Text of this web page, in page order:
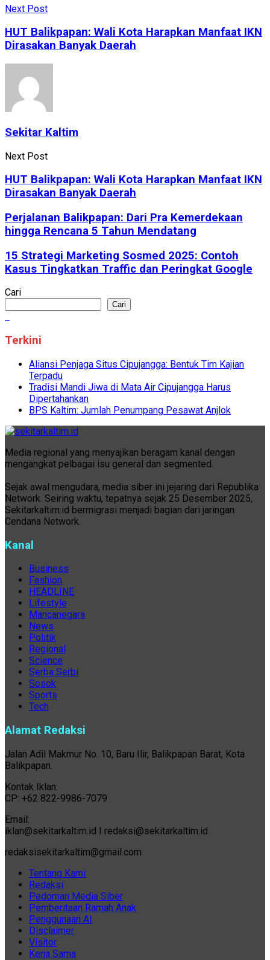
Next Post
HUT Balikpapan: Wali Kota Harapkan Manfaat IKN
Dirasakan Banyak Daerah
Sekitar Kaltim
Next Post
HUT Balikpapan: Wali Kota Harapkan Manfaat IKN
Dirasakan Banyak Daerah
Perjalanan Balikpapan: Dari Pra Kemerdekaan
hingga Rencana 5 Tahun Mendatang
15 Strategi Marketing Sosmed 2025: Contoh
Kasus Tingkatkan Traffic dan Peringkat Google
Cari
Cari
Terkini
Aliansi Penjaga Situs Cipujangga: Bentuk Tim Kajian
Terpadu
Tradisi Mandi Jiwa di Mata Air Cipujangga Harus
Dipertahankan
BPS Kaltim: Jumlah Penumpang Pesawat Anjlok
Media regional yang menyajikan beragam kanal dengan
mengangkat pelbagai isu general dan segmented.
Sejak awal mengudara, media siber ini jejaring dari Republika
Network. Seiring waktu, tepatnya sejak 25 Desember 2025,
Sekitarkaltim.id bermigrasi menjadi bagian dari jaringan
Cendana Network.
Kanal
Business
Fashion
HEADLINE
Lifestyle
Mancanegara
News
Politik
Regional
Science
Serba Serbi
Sosok
Sports
Tech
Alamat Redaksi
Jalan Adil Makmur No. 10, Baru Ilir, Balikpapan Barat, Kota
Balikpapan.
Kontak Iklan:
CP: +62 822-9986-7079
Email:
iklan@sekitarkaltim.id I redaksi@sekitarkaltim.id
redaksisekitarkaltim@gmail.com
Tentang Kami
Redaksi
Pedoman Media Siber
Pemberitaan Ramah Anak
Penggunaan AI
Disclaimer
Visitor
Kerja Sama